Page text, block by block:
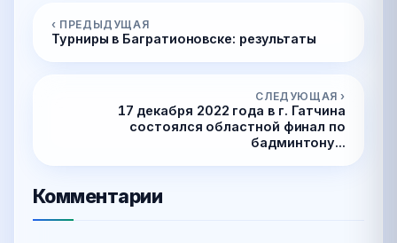
‹ ПРЕДЫДУЩАЯ
Турниры в Багратионовске: результаты
СЛЕДУЮЩАЯ ›
17 декабря 2022 года в г. Гатчина
состоялся областной финал по
бадминтону...
Комментарии